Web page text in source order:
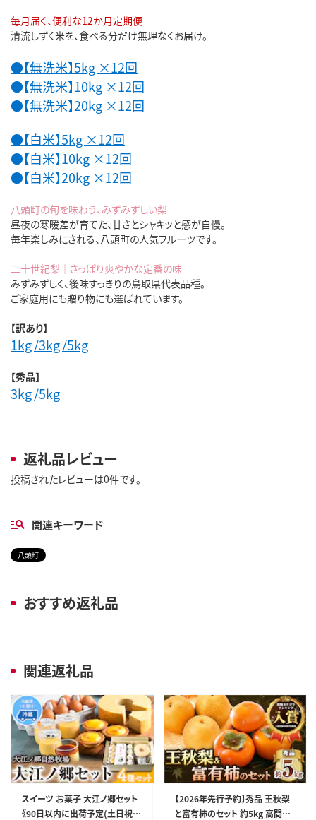
毎月届く、便利な12か月定期便
清流しずく米を、食べる分だけ無理なくお届け。
●【無洗米】5kg ×12回
●【無洗米】10kg ×12回
●【無洗米】20kg ×12回
●【白米】5kg ×12回
●【白米】10kg ×12回
●【白米】20kg ×12回
八頭町の旬を味わう、みずみずしい梨
昼夜の寒暖差が育てた、甘さとシャキッと感が自慢。
毎年楽しみにされる、八頭町の人気フルーツです。
二十世紀梨｜さっぱり爽やかな定番の味
みずみずしく、後味すっきりの鳥取県代表品種。
ご家庭用にも贈り物にも選ばれています。
【訳あり】
1kg/3kg/5kg
【秀品】
3kg/5kg
返礼品レビュー
投稿されたレビューは0件です。
関連キーワード
八頭町
おすすめ返礼品
関連返礼品
スイーツ お菓子 大江ノ郷セット
《90日以内に出荷予定(土日祝除
【2026年先行予約】秀品 王秋梨
と富有柿のセット 約5kg 高間商